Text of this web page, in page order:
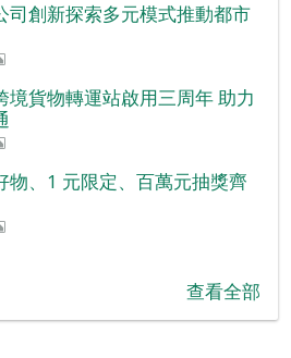
司創新探索多元模式推動都市
境貨物轉運站啟用三周年 助力
物、1 元限定、百萬元抽獎齊
查看全部